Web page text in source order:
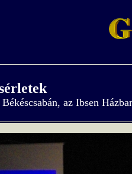
Békéscsabán, az Ibsen